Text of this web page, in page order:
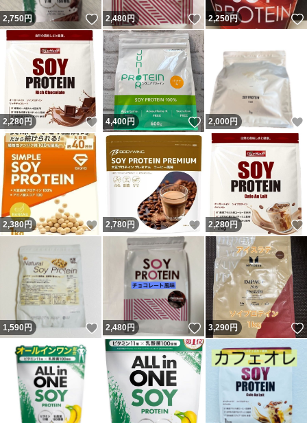
2,750円 いいね！
2,480円 いいね！
2,250円
2,280 円 いいね！
4,400円 いいね！
2,000円
2,380円 いいね！
2,780 円 いいね！
2,280円
1,590円 いいね！
2,480円 いいね！
3,290円